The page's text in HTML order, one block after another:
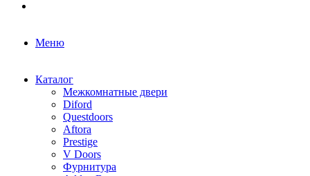
Меню
Каталог
Межкомнатные двери
Diford
Questdoors
Aftora
Prestige
V Doors
Фурнитура